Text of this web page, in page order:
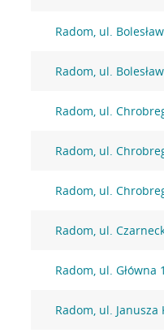
Radom, ul.
Radom, ul.
Radom, ul.
Radom, ul.
Radom, ul.
Radom, ul.
Radom, ul. Główna
Radom, ul.